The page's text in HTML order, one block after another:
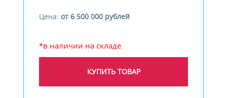
Цена:от 6 500 000 рублей
*в наличии на складе
КУПИТЬ ТОВАР